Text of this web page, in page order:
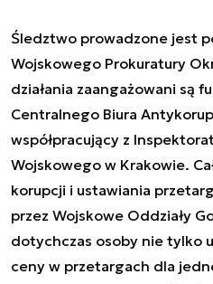
Śledztwo prowadzone jest
Wojskowego Prokuratury
działania zaangażowani są
Centralnego Biura
współpracujący z
Wojskowego w Krakowie.
korupcji i ustawiania
przez Wojskowe Oddziały
dotychczas osoby nie tylko
ceny w przetargach dla